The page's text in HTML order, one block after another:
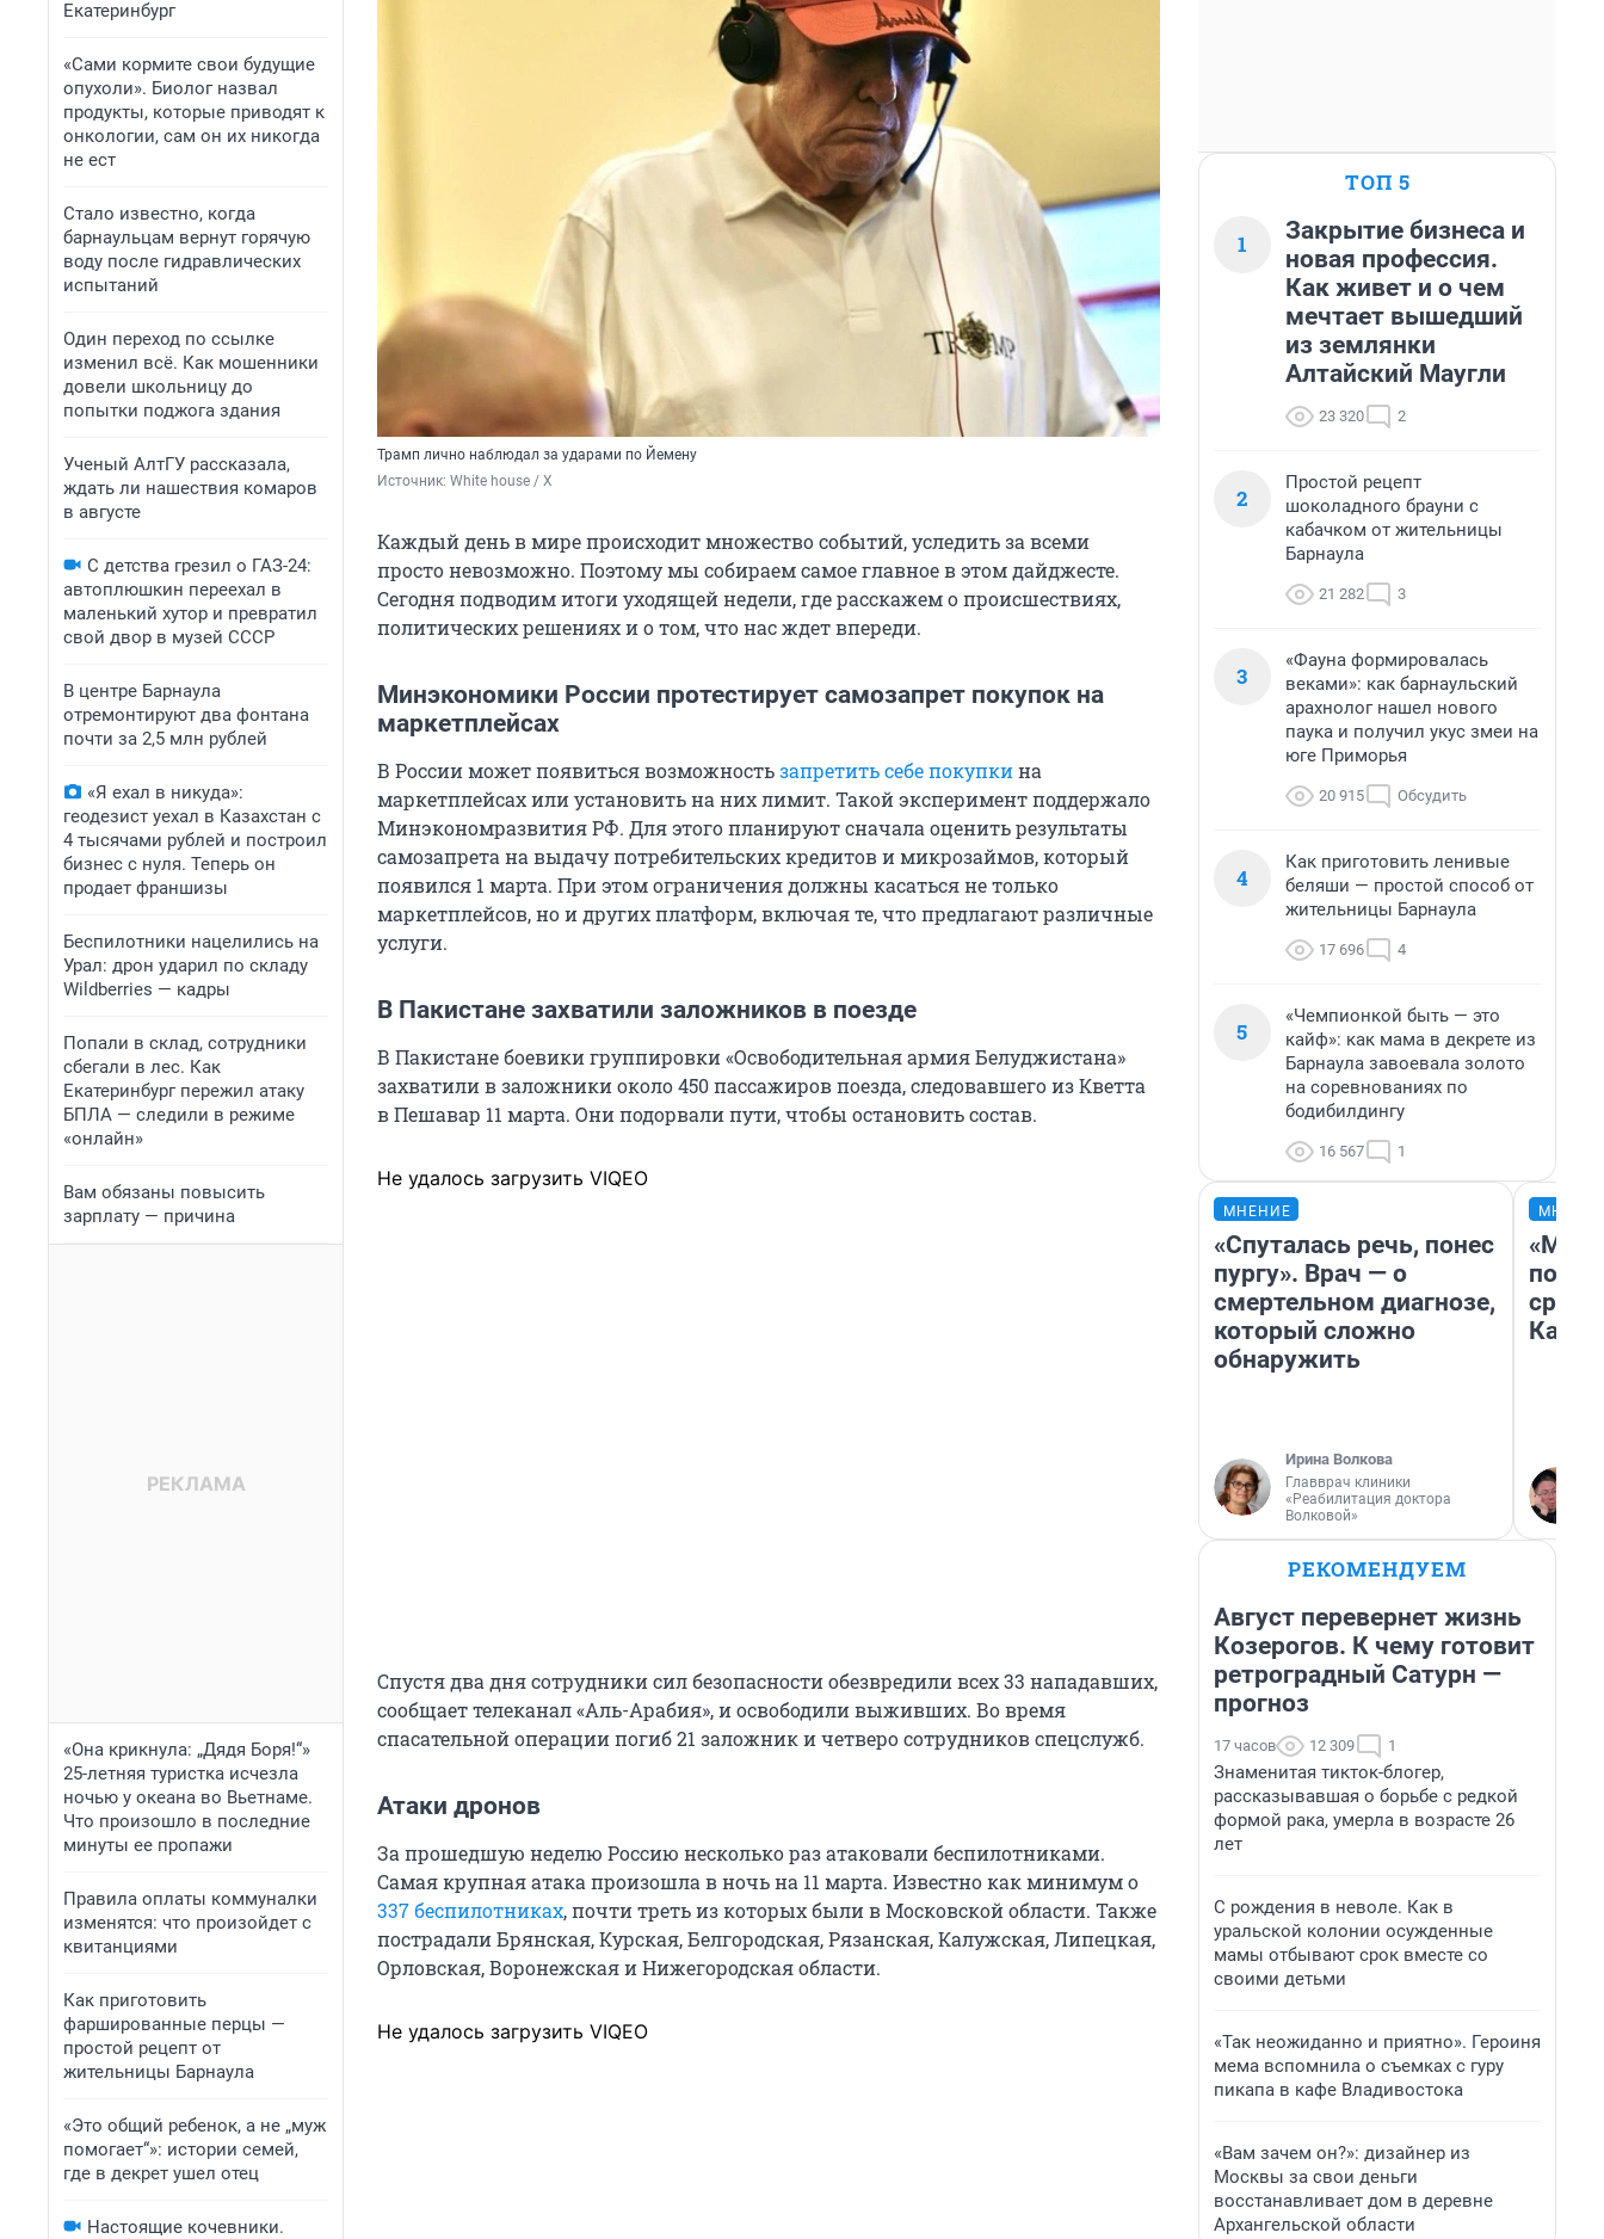
Екатеринбург
«Сами кормите свои будущие
опухоли». Биолог назвал
продукты, которые приводят к
онкологии, сам он их никогда
не ест
Стало известно, когда
барнаульцам вернут горячую
воду после гидравлических
испытаний
Один переход по ссылке
изменил всё. Как мошенники
довели школьницу до
попытки поджога здания
Ученый АлтГУ рассказала,
ждать ли нашествия комаров
в августе
С детства грезил о ГАЗ-24:
автоплюшкин переехал в
маленький хутор и превратил
свой двор в музей СССР
В центре Барнаула
отремонтируют два фонтана
почти за 2,5 млн рублей
«Я ехал в никуда»:
геодезист уехал в Казахстан с
4 тысячами рублей и построил
бизнес с нуля. Теперь он
продает франшизы
Беспилотники нацелились на
Урал: дрон ударил по складу
Wildberries — кадры
Попали в склад, сотрудники
сбегали в лес. Как
Екатеринбург пережил атаку
БПЛА — следили в режиме
«онлайн»
Вам обязаны повысить
зарплату — причина
«Она крикнула: „Дядя Боря!“»
25-летняя туристка исчезла
ночью у океана во Вьетнаме.
Что произошло в последние
минуты ее пропажи
Правила оплаты коммуналки
изменятся: что произойдет с
квитанциями
Как приготовить
фаршированные перцы —
простой рецепт от
жительницы Барнаула
«Это общий ребенок, а не „муж
помогает“»: истории семей,
где в декрет ушел отец
Настоящие кочевники.
Трамп лично наблюдал за ударами по Йемену
Источник: White house / X
Каждый день в мире происходит множество событий, уследить за всеми
просто невозможно. Поэтому мы собираем самое главное в этом дайджесте.
Сегодня подводим итоги уходящей недели, где расскажем о происшествиях,
политических решениях и о том, что нас ждет впереди.
Минэкономики России протестирует самозапрет покупок на
маркетплейсах
В России может появиться возможностьзапретить себе покупкина
маркетплейсах или установить на них лимит. Такой эксперимент поддержало
Минэкономразвития РФ. Для этого планируют сначала оценить результаты
самозапрета на выдачу потребительских кредитов и микрозаймов, который
появился 1 марта. При этом ограничения должны касаться не только
маркетплейсов, но и других платформ, включая те, что предлагают различные
услуги.
В Пакистане захватили заложников в поезде
В Пакистане боевики группировки «Освободительная армия Белуджистана»
захватили в заложники около 450 пассажиров поезда, следовавшего из Кветта
в Пешавар 11 марта. Они подорвали пути, чтобы остановить состав.
Не удалось загрузить VIQEO
Спустя два дня сотрудники сил безопасности обезвредили всех 33 нападавших,
сообщает телеканал «Аль-Арабия», и освободили выживших. Во время
спасательной операции погиб 21 заложник и четверо сотрудников спецслужб.
Атаки дронов
За прошедшую неделю Россию несколько раз атаковали беспилотниками.
Самая крупная атака произошла в ночь на 11 марта. Известно как минимум о
337 беспилотниках, почти треть из которых были в Московской области. Также
пострадали Брянская, Курская, Белгородская, Рязанская, Калужская, Липецкая,
Орловская, Воронежская и Нижегородская области.
Не удалось загрузить VIQEO
ТОП 5
1
Закрытие бизнеса и
новая профессия.
Как живет и о чем
мечтает вышедший
из землянки
Алтайский Маугли
23 320 2
2
Простой рецепт
шоколадного брауни с
кабачком от жительницы
Барнаула
21 282 3
3
«Фауна формировалась
веками»: как барнаульский
арахнолог нашел нового
паука и получил укус змеи на
юге Приморья
20 915 Обсудить
4
Как приготовить ленивые
беляши — простой способ от
жительницы Барнаула
17 696 4
5
«Чемпионкой быть — это
кайф»: как мама в декрете из
Барнаула завоевала золото
на соревнованиях по
бодибилдингу
16 567 1
МНЕНИЕ
«Спуталась речь, понес
пургу». Врач — о
смертельном диагнозе,
который сложно
обнаружить
Ирина Волкова
Главврач клиники
«Реабилитация доктора
Волковой»
РЕКОМЕНДУЕМ
Август перевернет жизнь
Козерогов. К чему готовит
ретроградный Сатурн —
прогноз
17 часов 12 309 1
Знаменитая тикток-блогер,
рассказывавшая о борьбе с редкой
формой рака, умерла в возрасте 26
лет
С рождения в неволе. Как в
уральской колонии осужденные
мамы отбывают срок вместе со
своими детьми
«Так неожиданно и приятно». Героиня
мема вспомнила о съемках с гуру
пикапа в кафе Владивостока
«Вам зачем он?»: дизайнер из
Москвы за свои деньги
восстанавливает дом в деревне
Архангельской области